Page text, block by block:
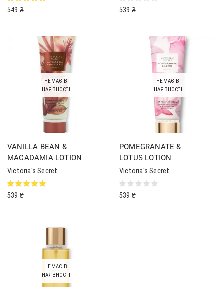
549 ₴ 539 ₴
НЕМАЄ В
НАЯВНОСТІ
VANILLA BEAN &
MACADAMIA LOTION
Victoria's Secret
539 ₴
НЕМАЄ В
НАЯВНОСТІ
POMEGRANATE &
LOTUS LOTION
Victoria's Secret
539 ₴
НЕМАЄ В
НАЯВНОСТІ